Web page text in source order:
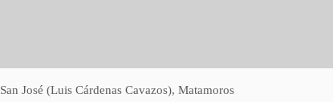
San José (Luis Cárdenas Cavazos), Matamoros